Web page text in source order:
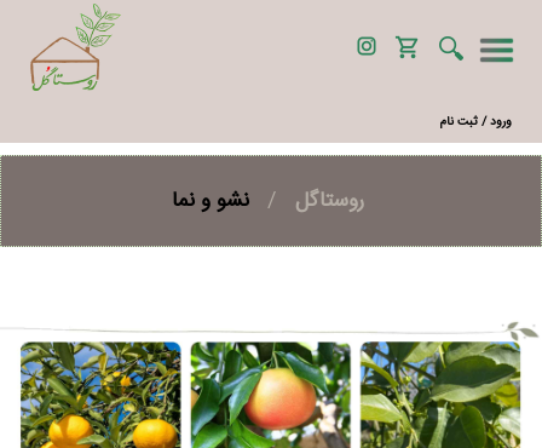
ورود / ثبت نام
روستاگل / نشو و نما